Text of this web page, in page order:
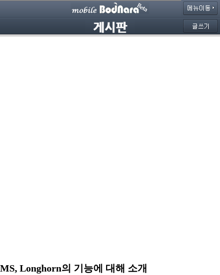
MS, Longhorn의 기능에 대해 소개